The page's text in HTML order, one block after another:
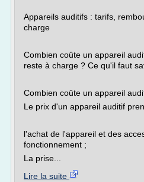
Appareils auditifs : tarifs,
charge
Combien coûte un appareil
reste à charge ? Ce qu'il faut
Combien coûte un appareil
Le prix d'un appareil auditif
l'achat de l'appareil et des
fonctionnement ;
La prise...
Lire la suite